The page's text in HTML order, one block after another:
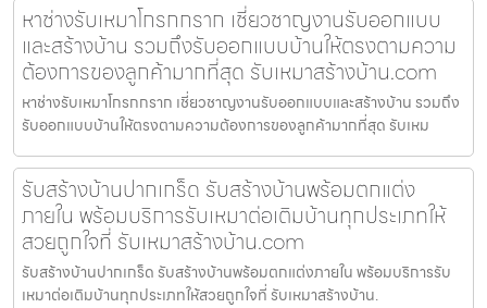
หาช่างรับเหมาโกรกกราก เชี่ยวชาญงานรับออกแบบ
และสร้างบ้าน รวมถึงรับออกแบบบ้านให้ตรงตามความ
ต้องการของลูกค้ามากที่สุด รับเหมาสร้างบ้าน.com
หาช่างรับเหมาโกรกกราก เชี่ยวชาญงานรับออกแบบและสร้างบ้าน รวมถึง
รับออกแบบบ้านให้ตรงตามความต้องการของลูกค้ามากที่สุด รับเหม
รับสร้างบ้านปากเกร็ด รับสร้างบ้านพร้อมตกแต่ง
ภายใน พร้อมบริการรับเหมาต่อเติมบ้านทุกประเภทให้
สวยถูกใจที่ รับเหมาสร้างบ้าน.com
รับสร้างบ้านปากเกร็ด รับสร้างบ้านพร้อมตกแต่งภายใน พร้อมบริการรับ
เหมาต่อเติมบ้านทุกประเภทให้สวยถูกใจที่ รับเหมาสร้างบ้าน.